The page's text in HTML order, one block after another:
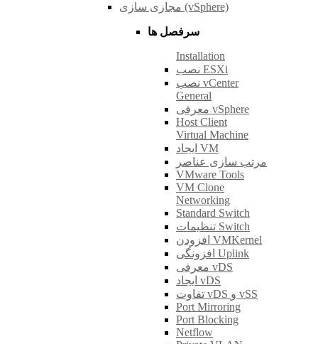
مجازی سازی (vSphere)
سرفصل ها
Installation
نصب ESXi
نصب vCenter
General
معرفی vSphere
Host Client
Virtual Machine
ایجاد VM
مرتب سازی عناصر
VMware Tools
VM Clone
Networking
Standard Switch
تنظیمات Switch
افزودن VMKernel
افزونگی Uplink
معرفی vDS
ایجاد vDS
تفاوت vDS و vSS
Port Mirroring
Port Blocking
Netflow